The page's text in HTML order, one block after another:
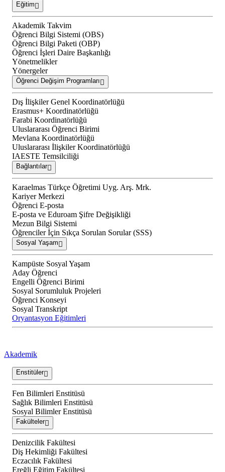
Eğitim
Akademik Takvim
Öğrenci Bilgi Sistemi (OBS)
Öğrenci Bilgi Paketi (OBP)
Öğrenci İşleri Daire Başkanlığı
Yönetmelikler
Yönergeler
Öğrenci Değişim Programları
Dış İlişkiler Genel Koordinatörlüğü
Erasmus+ Koordinatörlüğü
Farabi Koordinatörlüğü
Uluslararası Öğrenci Birimi
Mevlana Koordinatörlüğü
Uluslararası İlişkiler Koordinatörlüğü
IAESTE Temsilciliği
Bağlantılar
Karaelmas Türkçe Öğretimi Uyg. Arş. Mrk.
Kariyer Merkezi
Öğrenci E-posta
E-posta ve Eduroam Şifre Değişikliği
Mezun Bilgi Sistemi
Öğrenciler İçin Sıkça Sorulan Sorular (SSS)
Sosyal Yaşam
Kampüste Sosyal Yaşam
Aday Öğrenci
Engelli Öğrenci Birimi
Sosyal Sorumluluk Projeleri
Öğrenci Konseyi
Sosyal Transkript
Oryantasyon Eğitimleri
Akademik
Enstitüler
Fen Bilimleri Enstitüsü
Sağlık Bilimleri Enstitüsü
Sosyal Bilimler Enstitüsü
Fakülteler
Denizcilik Fakültesi
Diş Hekimliği Fakültesi
Eczacılık Fakültesi
Ereğli Eğitim Fakültesi